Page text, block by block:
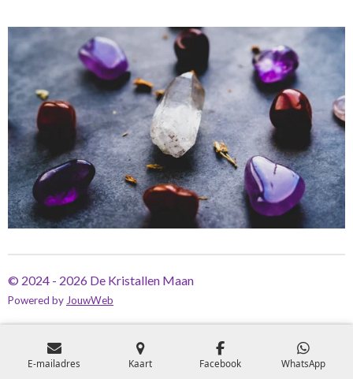
© 2024 - 2026 De Kristallen Maan
Powered byJouwWeb
E-mailadres Kaart Facebook WhatsApp